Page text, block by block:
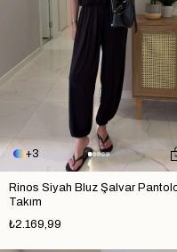
3
Rinos Siyah Bluz Şalvar
Takım
₺2.169,99